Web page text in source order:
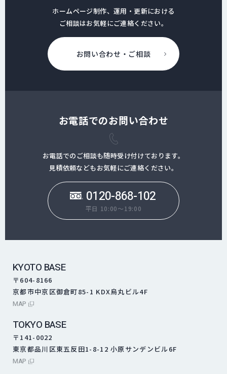
ホームページ制作、運用・更新における
ご相談はお気軽にご連絡ください。
お問い合わせ・ご相談
お電話でのお問い合わせ
お電話でのご相談も随時受け付けております。
見積依頼などもお気軽にご連絡ください。
0120-868-102
平日 10:00～19:00
KYOTO BASE
〒604-8166
京都市中京区御倉町85-1 KDX烏丸ビル4F
MAP外部サイトにリンクします
TOKYO BASE
〒141-0022
東京都品川区東五反田1-8-12 小原サンデンビル6F
MAP外部サイトにリンクします